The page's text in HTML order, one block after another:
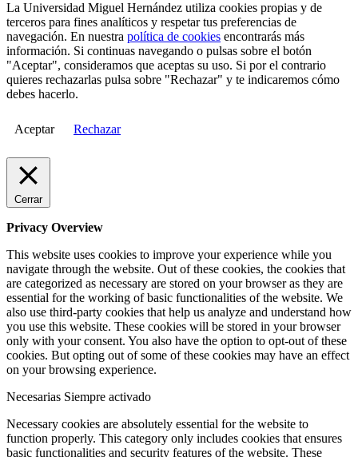
La Universidad Miguel Hernández utiliza cookies propias y de
terceros para fines analíticos y respetar tus preferencias de
navegación. En nuestra política de cookies encontrarás más
información. Si continuas navegando o pulsas sobre el botón
"Aceptar", consideramos que aceptas su uso. Si por el contrario
quieres rechazarlas pulsa sobre "Rechazar" y te indicaremos cómo
debes hacerlo.
Aceptar Rechazar
Cerrar
Privacy Overview
This website uses cookies to improve your experience while you
navigate through the website. Out of these cookies, the cookies that
are categorized as necessary are stored on your browser as they are
essential for the working of basic functionalities of the website. We
also use third-party cookies that help us analyze and understand how
you use this website. These cookies will be stored in your browser
only with your consent. You also have the option to opt-out of these
cookies. But opting out of some of these cookies may have an effect
on your browsing experience.
Necesarias Siempre activado
Necessary cookies are absolutely essential for the website to
function properly. This category only includes cookies that ensures
basic functionalities and security features of the website. These